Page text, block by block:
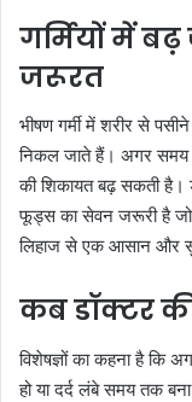
गर्मियों में
जरूरत
भीषण गर्मी में शरीर से
निकल जाते हैं। अगर समय
की शिकायत बढ़ सकती है।
फूड्स का सेवन जरूरी है
लिहाज से एक आसान और
कब डॉक्टर
विशेषज्ञों का कहना है कि
हो या दर्द लंबे समय तक